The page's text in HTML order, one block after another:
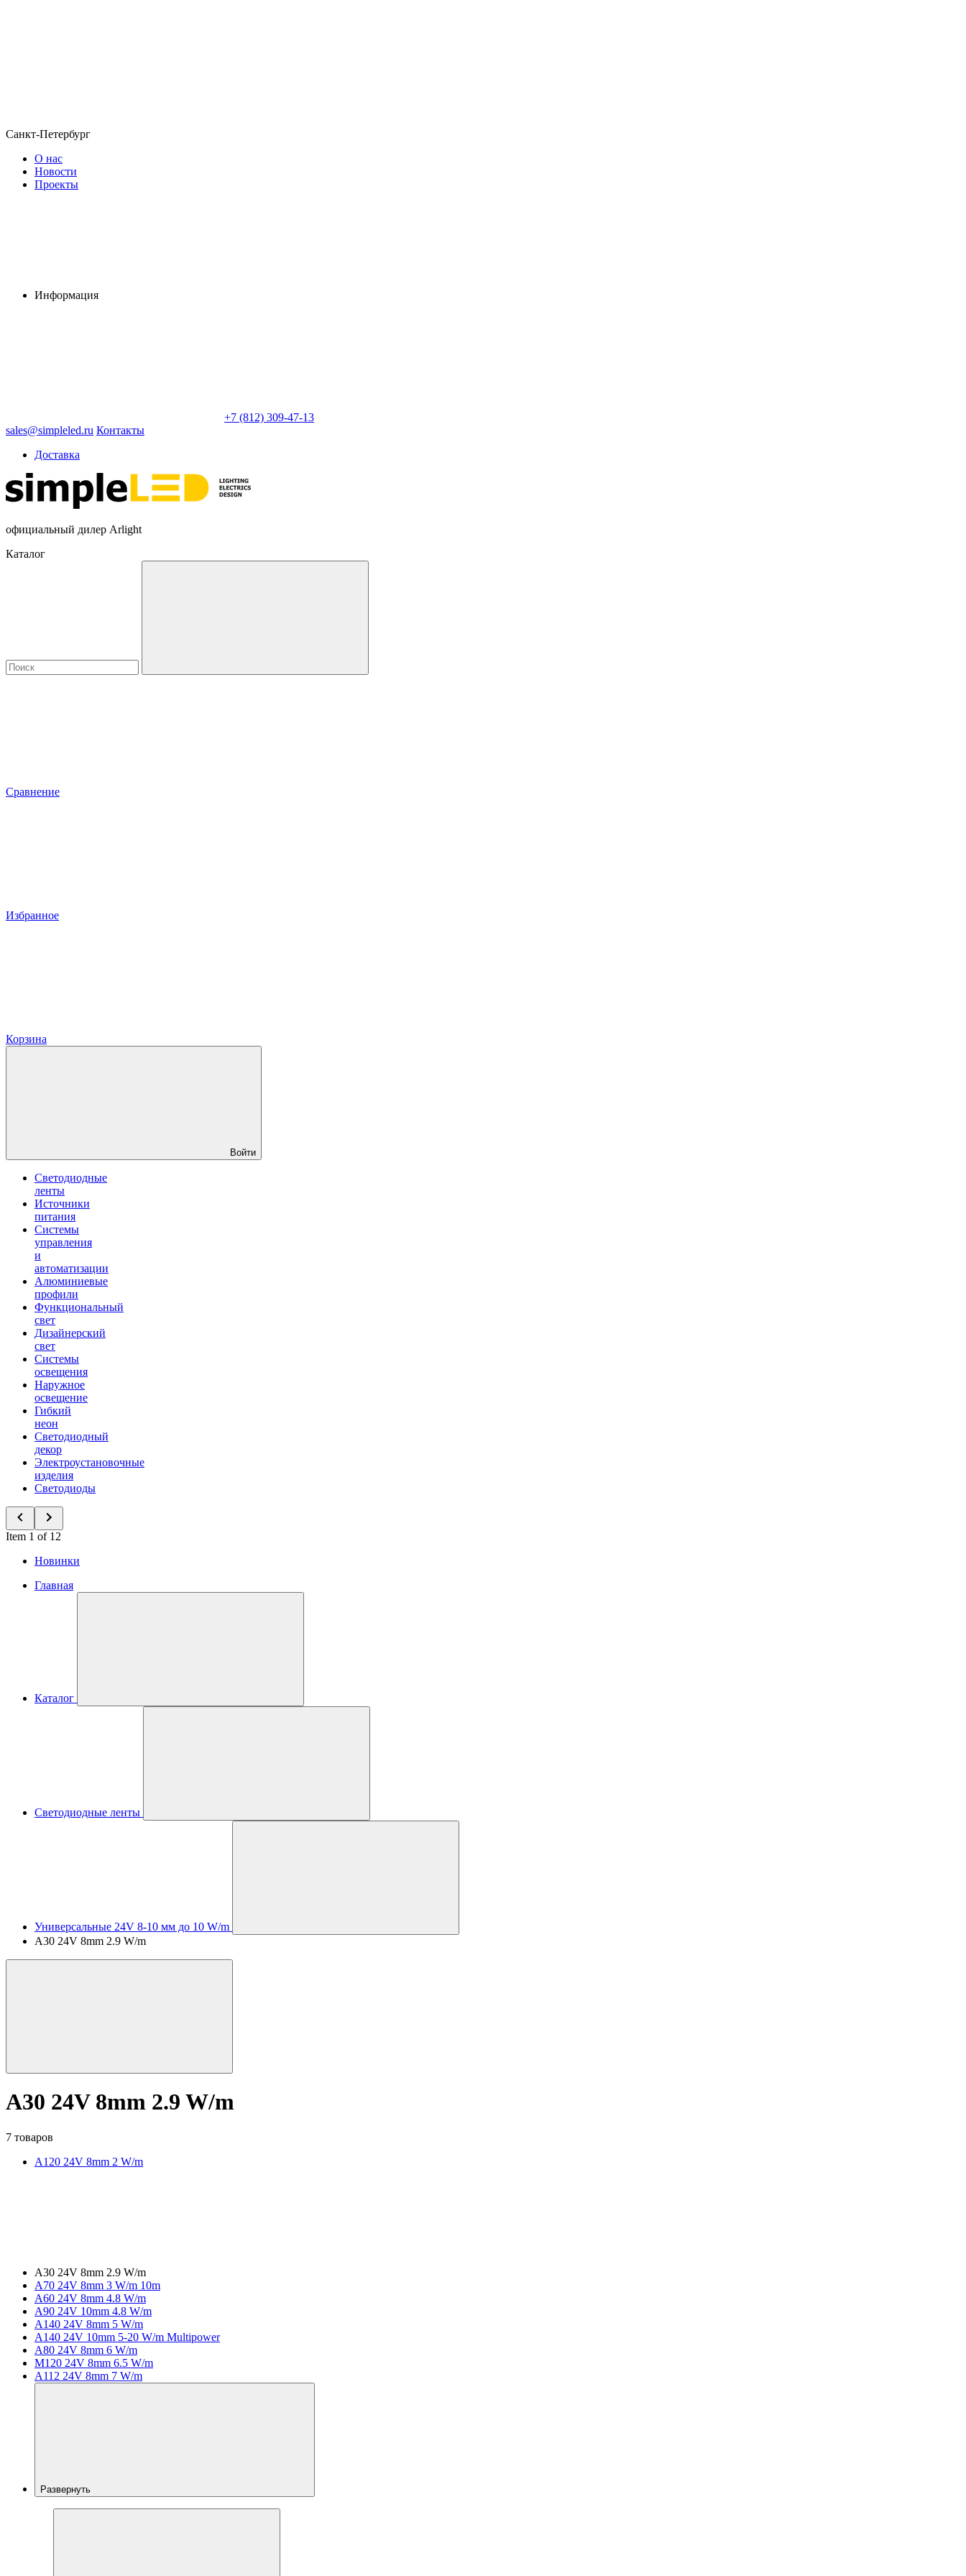
Санкт-Петербург
О нас
Новости
Проекты
Информация
+7 (812) 309-47-13
sales@simpleled.ru Контакты
Доставка
официальный дилер Arlight
Каталог
Сравнение
Избранное
Корзина
Войти
Светодиодные
ленты
Источники
питания
Системы
управления
и
автоматизации
Алюминиевые
профили
Функциональный
свет
Дизайнерский
свет
Системы
освещения
Наружное
освещение
Гибкий
неон
Светодиодный
декор
Электроустановочные
изделия
Светодиоды
Item 1 of 12
Новинки
Главная
Каталог
Светодиодные ленты
Универсальные 24V 8-10 мм до 10 W/m
A30 24V 8mm 2.9 W/m
A30 24V 8mm 2.9 W/m
7 товаров
A120 24V 8mm 2 W/m
A30 24V 8mm 2.9 W/m
A70 24V 8mm 3 W/m 10m
A60 24V 8mm 4.8 W/m
A90 24V 10mm 4.8 W/m
A140 24V 8mm 5 W/m
A140 24V 10mm 5-20 W/m Multipower
A80 24V 8mm 6 W/m
M120 24V 8mm 6.5 W/m
A112 24V 8mm 7 W/m
Развернуть